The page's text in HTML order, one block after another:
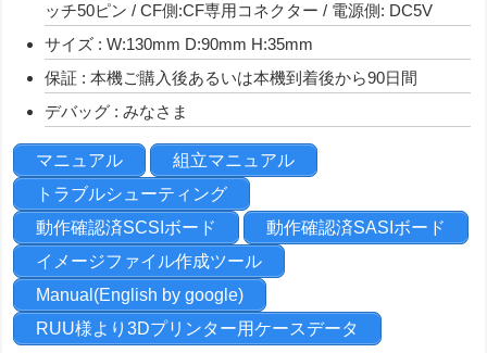
ッチ50ピン / CF側:CF専用コネクター / 電源側: DC5V
サイズ : W:130mm D:90mm H:35mm
保証 : 本機ご購入後あるいは本機到着後から90日間
デバッグ : みなさま
マニュアル
組立マニュアル
トラブルシューティング
動作確認済SCSIボード
動作確認済SASIボード
イメージファイル作成ツール
Manual(English by google)
RUU様より3Dプリンター用ケースデータ